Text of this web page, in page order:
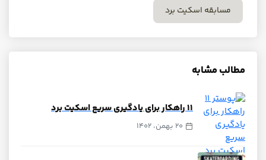
مسابقه اسکیت برد
مطالب مشابه
‍‍۱۱ راهکار برای یادگیری سریع اسکیت برد
20 بهمن، 1402